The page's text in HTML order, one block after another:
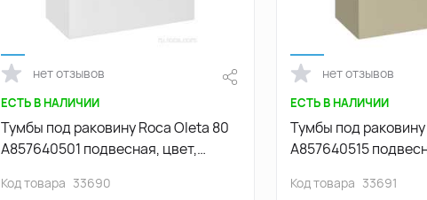
нет отзывов
ЕСТЬ В НАЛИЧИИ
Тумбы под раковину Roca Oleta 80
A857640501 подвесная, цвет,
Код товара 33690
нет отзывов
ЕСТЬ В НАЛИЧИИ
Тумбы под
A857640515
Код товара 33691